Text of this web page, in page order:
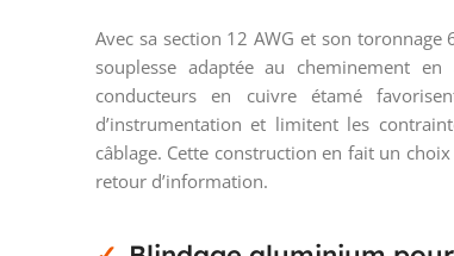
Avec sa section 12 AWG et son
souplesse adaptée au cheminement
conducteurs en cuivre étamé
d’instrumentation et limitent les
câblage. Cette construction en fait un
retour d’information.